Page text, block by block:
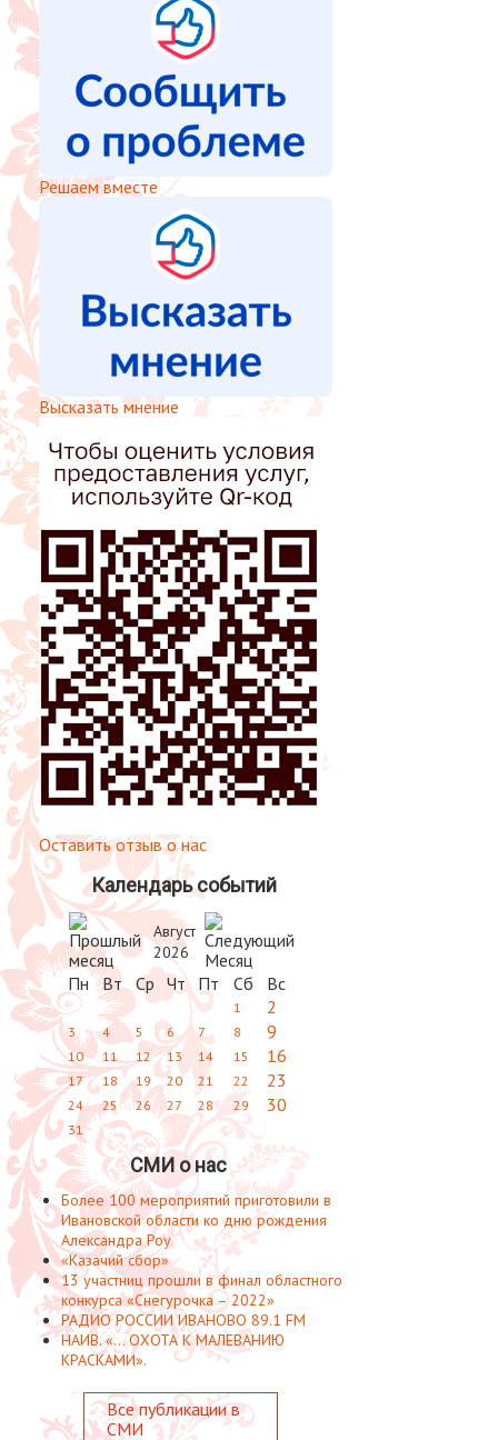
Решаем вместе
Высказать мнение
Оставить отзыв о нас
Календарь событий
Август
2026
Пн Вт Ср Чт Пт Сб Вс
1 2
3 4 5 6 7 8 9
10 11 12 13 14 15 16
17 18 19 20 21 22 23
24 25 26 27 28 29 30
31
СМИ о нас
Более 100 мероприятий приготовили в
Ивановской области ко дню рождения
Александра Роу
«Казачий сбор»
13 участниц прошли в финал областного
конкурса «Снегурочка – 2022»
РАДИО РОССИИ ИВАНОВО 89.1 FM
НАИВ. «... ОХОТА К МАЛЕВАНИЮ
КРАСКАМИ».
Все публикации в
СМИ